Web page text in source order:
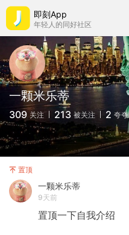
即刻App
年轻人的同好社区
一颗米乐蒂
309 关注 213 被关注 2 夸夸
置顶
一颗米乐蒂
9天前
置顶一下自我介绍